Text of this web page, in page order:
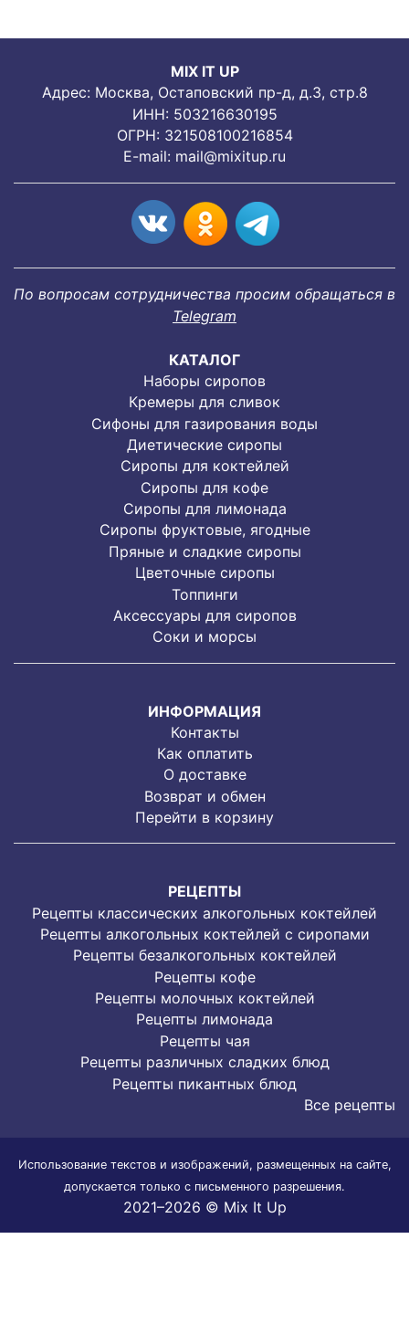
MIX IT UP
Адрес: Москва, Остаповский пр-д, д.3, стр.8
ИНН: 503216630195
ОГРН: 321508100216854
E-mail: mail@mixitup.ru
По вопросам сотрудничества просим обращаться в
Telegram
КАТАЛОГ
Наборы сиропов
Кремеры для сливок
Сифоны для газирования воды
Диетические сиропы
Сиропы для коктейлей
Сиропы для кофе
Сиропы для лимонада
Cиропы фруктовые, ягодные
Пряные и сладкие сиропы
Цветочные сиропы
Топпинги
Аксессуары для сиропов
Соки и морсы
ИНФОРМАЦИЯ
Контакты
Как оплатить
О доставке
Возврат и обмен
Перейти в корзину
РЕЦЕПТЫ
Рецепты классических алкогольных коктейлей
Рецепты алкогольных коктейлей с сиропами
Рецепты безалкогольных коктейлей
Рецепты кофе
Рецепты молочных коктейлей
Рецепты лимонада
Рецепты чая
Рецепты различных сладких блюд
Рецепты пикантных блюд
Все рецепты
Использование текстов и изображений, размещенных на сайте,
допускается только с письменного разрешения.
2021–2026 © Mix It Up